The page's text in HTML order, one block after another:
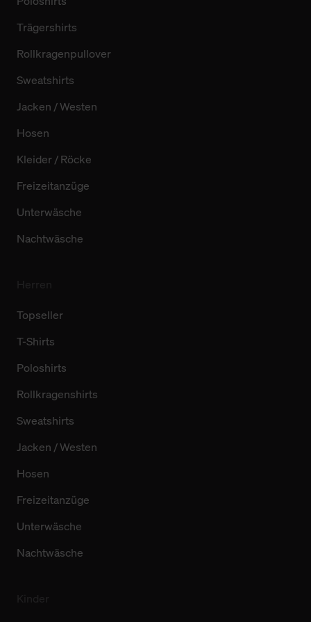
Trägershirts
Rollkragenpullover
Sweatshirts
Jacken / Westen
Hosen
Kleider / Röcke
Freizeitanzüge
Unterwäsche
Nachtwäsche
Topseller
T-Shirts
Poloshirts
Rollkragenshirts
Sweatshirts
Jacken / Westen
Hosen
Freizeitanzüge
Unterwäsche
Nachtwäsche